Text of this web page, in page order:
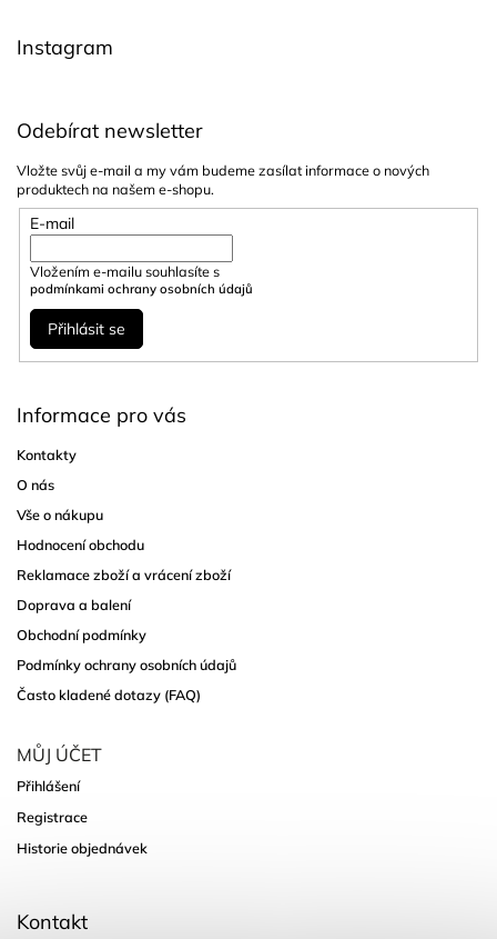
Instagram
Odebírat newsletter
Vložte svůj e-mail a my vám budeme zasílat informace o nových
produktech na našem e-shopu.
E-mail
Vložením e-mailu souhlasíte s
podmínkami ochrany osobních údajů
Přihlásit se
Informace pro vás
Kontakty
O nás
Vše o nákupu
Hodnocení obchodu
Reklamace zboží a vrácení zboží
Doprava a balení
Obchodní podmínky
Podmínky ochrany osobních údajů
Často kladené dotazy (FAQ)
MŮJ ÚČET
Přihlášení
Registrace
Historie objednávek
Kontakt